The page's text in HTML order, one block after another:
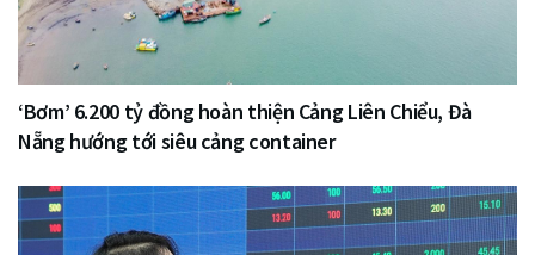
‘Bơm’ 6.200 tỷ đồng hoàn thiện Cảng Liên Chiểu, Đà
Nẵng hướng tới siêu cảng container